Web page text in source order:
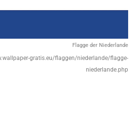
Flagge der Niederlande
gratis.eu/flaggen/niederlande/flagge-
niederlande.php